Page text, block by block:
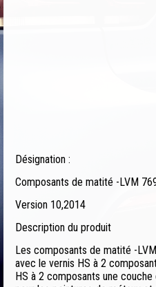
Désignation :
Composants de matité -LVM
Version 10,2014
Description du produit
Les composants de matité -
avec le vernis HS à 2
HS à 2 composants une